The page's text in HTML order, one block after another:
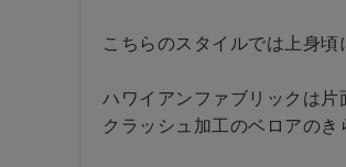
こちらのスタイルでは上身
ハワイアンファブリックは
クラッシュ加工のベロアの